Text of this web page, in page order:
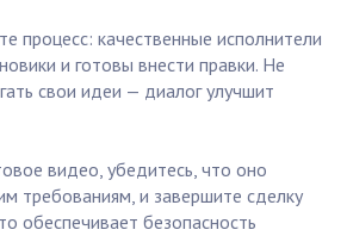
процесс: качественные исполнители
и готовы внести правки. Не
свои идеи — диалог улучшит
видео, убедитесь, что оно
требованиям, и завершите сделку
обеспечивает безопасность